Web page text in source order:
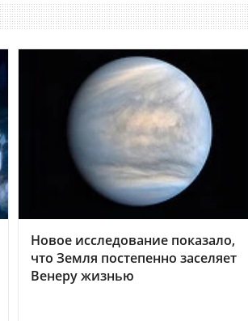
Новое исследование показало,
что Земля постепенно заселяет
Венеру жизнью